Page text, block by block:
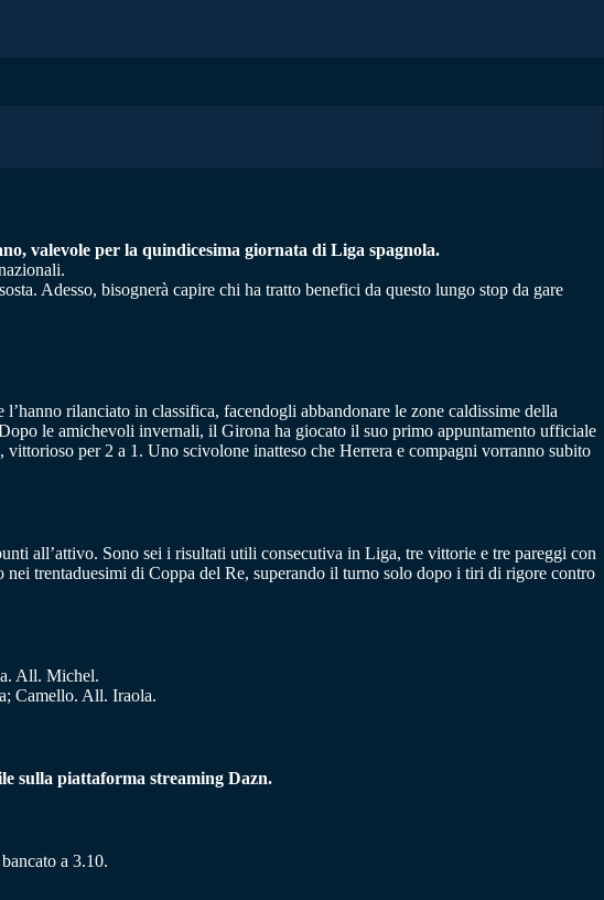
valevole per la quindicesima giornata di Liga spagnola.
Adesso, bisognerà capire chi ha tratto benefici da questo lungo stop da gare
rilanciato in classifica, facendogli abbandonare le zone caldissime della
le amichevoli invernali, il Girona ha giocato il suo primo appuntamento ufficiale
per 2 a 1. Uno scivolone inatteso che Herrera e compagni vorranno subito
all’attivo. Sono sei i risultati utili consecutiva in Liga, tre vittorie e tre pareggi con
trentaduesimi di Coppa del Re, superando il turno solo dopo i tiri di rigore contro
All. Michel.
Camello. All. Iraola.
sulla piattaforma streaming Dazn.
a 3.10.